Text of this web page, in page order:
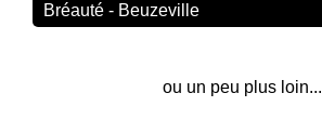
Bréauté - Beuzeville
ou un peu plus loin...